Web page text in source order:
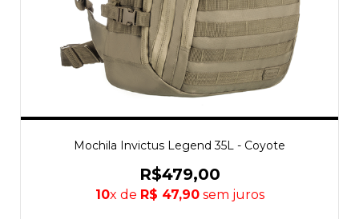
Mochila Invictus Legend 35L - Coyote
R$479,00
10x de R$ 47,90sem juros